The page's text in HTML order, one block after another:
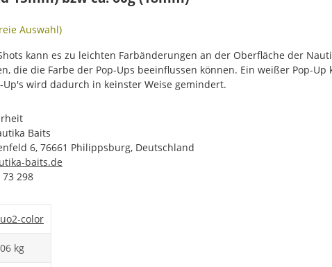
Auswahl)
kann es zu leichten Farbänderungen an der Oberfläche der
die die Farbe der Pop-Ups beeinflussen können. Ein weißer Pop-
wird dadurch in keinster Weise gemindert.
Baits
6, 76661 Philippsburg, Deutschland
baits.de
73 298
2-color
kg